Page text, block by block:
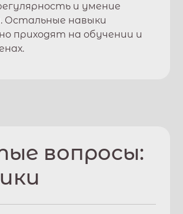
и умение
Остальные навыки
приходят на обучении и
вопросы: